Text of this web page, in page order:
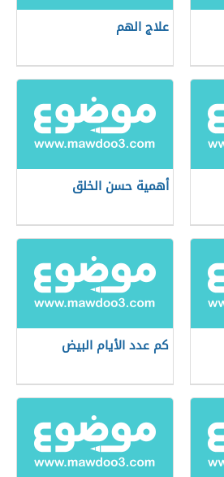
علاج الهم
أهمية حسن الخلق
كم عدد الأيام البيض